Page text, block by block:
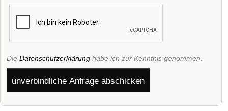
Die Datenschutzerklärung habe ich zur Kenntnis genommen.
unverbindliche Anfrage abschicken